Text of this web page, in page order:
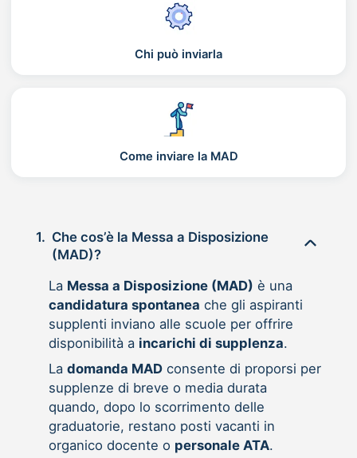
Chi può inviarla
Come inviare la MAD
1. Che cos’è la Messa a Disposizione
(MAD)?
La Messa a Disposizione (MAD) è una
candidatura spontanea che gli aspiranti
supplenti inviano alle scuole per offrire
disponibilità a incarichi di supplenza.
La domanda MADconsente di proporsi per
supplenze di breve o media durata
quando, dopo lo scorrimento delle
graduatorie, restano posti vacanti in
organico docente o personale ATA.